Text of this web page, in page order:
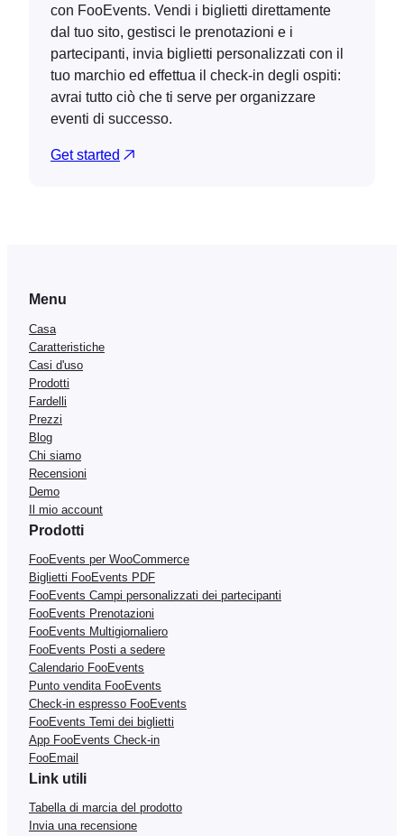
con FooEvents. Vendi i biglietti direttamente
dal tuo sito, gestisci le prenotazioni e i
partecipanti, invia biglietti personalizzati con il
tuo marchio ed effettua il check-in degli ospiti:
avrai tutto ciò che ti serve per organizzare
eventi di successo.
Get started
Menu
Casa
Caratteristiche
Casi d'uso
Prodotti
Fardelli
Prezzi
Blog
Chi siamo
Recensioni
Demo
Il mio account
Prodotti
FooEvents per WooCommerce
Biglietti FooEvents PDF
FooEvents Campi personalizzati dei partecipanti
FooEvents Prenotazioni
FooEvents Multigiornaliero
FooEvents Posti a sedere
Calendario FooEvents
Punto vendita FooEvents
Check-in espresso FooEvents
FooEvents Temi dei biglietti
App FooEvents Check-in
FooEmail
Link utili
Tabella di marcia del prodotto
Invia una recensione